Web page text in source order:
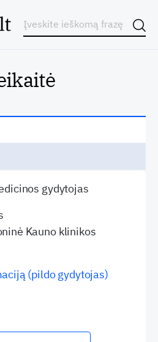
gydytojas
Kauno klinikos
(pildo gydytojas)